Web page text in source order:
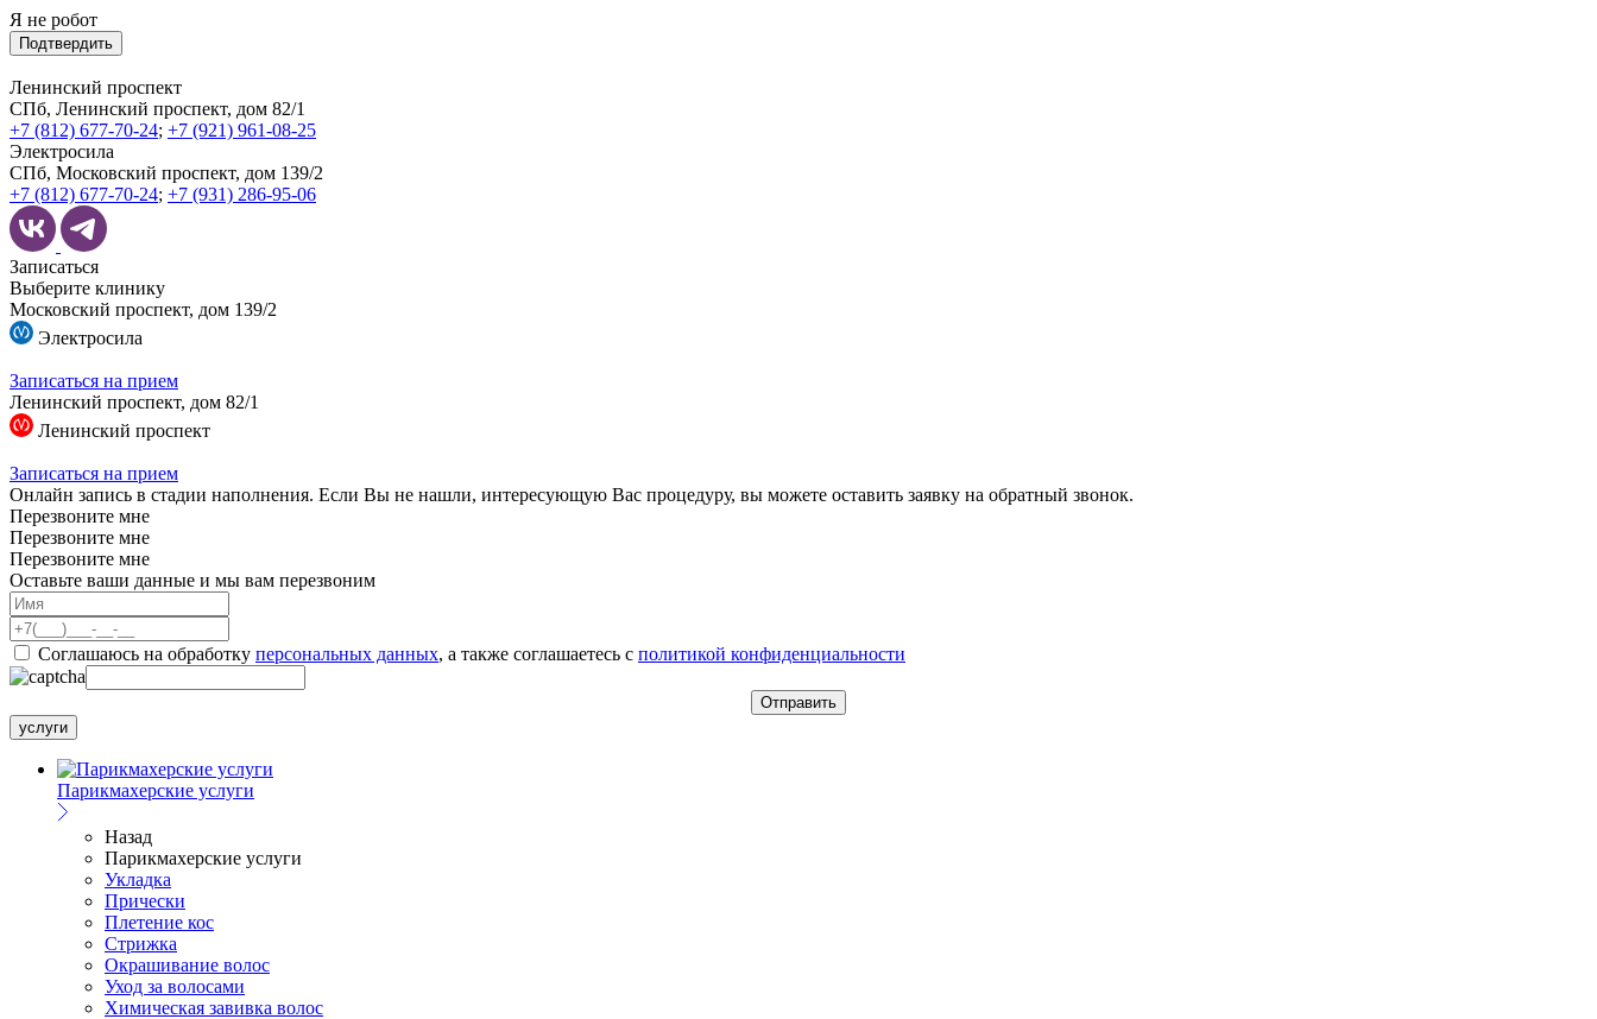
Я не робот
Подтвердить
Ленинский проспект
СПб, Ленинский проспект, дом 82/1
+7 (812) 677-70-24; +7 (921) 961-08-25
Электросила
СПб, Московский проспект, дом 139/2
+7 (812) 677-70-24; +7 (931) 286-95-06
Записаться
Выберите клинику
Московский проспект, дом 139/2
Электросила
Записаться на прием
Ленинский проспект, дом 82/1
Ленинский проспект
Записаться на прием
Онлайн запись в стадии наполнения. Если Вы не нашли, интересующую Вас процедуру, вы можете оставить заявку на обратный звонок.
Перезвоните мне
Перезвоните мне
Перезвоните мне
Оставьте ваши данные и мы вам перезвоним
Соглашаюсь на обработку персональных данных, а также соглашаетесь c политикой конфиденциальности
услуги
Парикмахерские услуги
Назад
Парикмахерские услуги
Укладка
Прически
Плетение кос
Стрижка
Окрашивание волос
Уход за волосами
Химическая завивка волос